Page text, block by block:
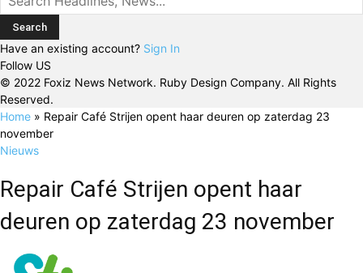
Have an existing account? Sign In
Follow US
© 2022 Foxiz News Network. Ruby Design Company. All Rights
Reserved.
Home » Repair Café Strijen opent haar deuren op zaterdag 23
november
Nieuws
Repair Café Strijen opent haar
deuren op zaterdag 23 november